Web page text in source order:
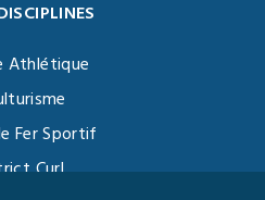
Athlétique
Fer Sportif
Curl